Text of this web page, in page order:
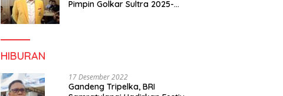
Pimpin Golkar Sultra 2025-
HIBURAN
17 Desember 2022
Gandeng Tripelka, BRI